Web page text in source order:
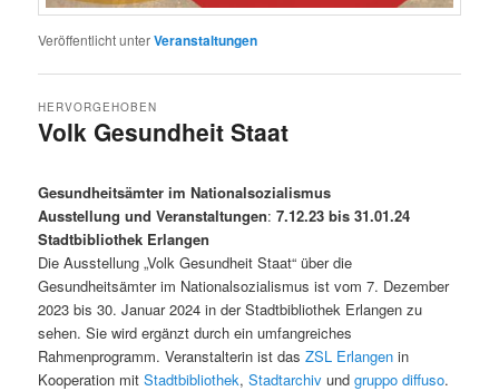
Veröffentlicht unterVeranstaltungen
Volk Gesundheit Staat
HERVORGEHOBEN
Gesundheitsämter im Nationalsozialismus
Ausstellung und Veranstaltungen:7.12.23 bis 31.01.24
Stadtbibliothek Erlangen
Die Ausstellung „Volk Gesundheit Staat“ über die
Gesundheitsämter im Nationalsozialismus ist vom 7. Dezember
2023 bis 30. Januar 2024 in der Stadtbibliothek Erlangen zu
sehen. Sie wird ergänzt durch ein umfangreiches
Rahmenprogramm. Veranstalterin ist dasZSL Erlangen in
Kooperation mitStadtbibliothek,Stadtarchivundgruppo diffuso.